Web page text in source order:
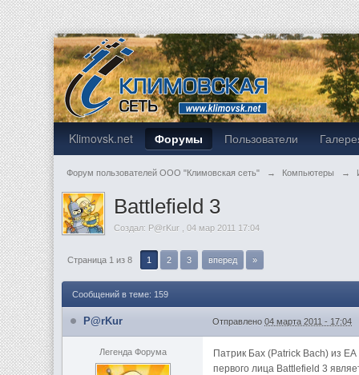
Klimovsk.net Форумы Пользователи
Форум пользователей ООО "Климовская сеть" → Компьютеры →
Battlefield 3
Создал: P@rKur ,04 мар 2011 17:04
Страница 1 из 8 1 2 3 вперед »
Сообщений в теме: 159
P@rKur Отправлено04 марта 2011 - 17:04
Легенда Форума
Патрик Бах (Patrick Bach) из
первого лица Battlefield 3